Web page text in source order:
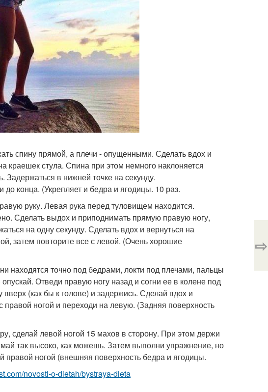
спину прямой, а плечи - опущенными. Сделать вдох и
краешек стула. Спина при этом немного наклоняется
Задержаться в нижней точке на секунду.
конца. (Укрепляет и бедра и ягодицы. 10 раз.
руку. Левая рука перед туловищем находится.
Сделать выдох и приподнимать прямую правую ногу,
на одну секунду. Сделать вдох и вернуться на
затем повторите все с левой. (Очень хорошие
находятся точно под бедрами, локти под плечами, пальцы
Отведи правую ногу назад и согни ее в колене под
(как бы к голове) и задержись. Сделай вдох и
ногой и переходи на левую. (Задняя поверхность
сделай левой ногой 15 махов в сторону. При этом держи
так высоко, как можешь. Затем выполни упражнение, но
ногой (внешняя поверхность бедра и ягодицы.
novosti-o-dietah/bystraya-dieta
⇨